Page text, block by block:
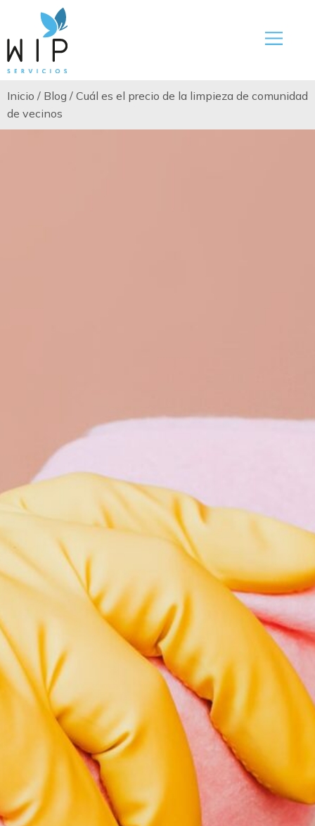
Inicio / Blog / Cuál es el precio de la limpieza de comunidad
de vecinos